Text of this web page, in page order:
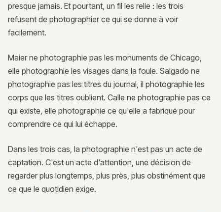
presque jamais. Et pourtant, un fil les relie : les trois
refusent de photographier ce qui se donne à voir
facilement.
Maier ne photographie pas les monuments de Chicago,
elle photographie les visages dans la foule. Salgado ne
photographie pas les titres du journal, il photographie les
corps que les titres oublient. Calle ne photographie pas ce
qui existe, elle photographie ce qu'elle a fabriqué pour
comprendre ce qui lui échappe.
Dans les trois cas, la photographie n'est pas un acte de
captation. C'est un acte d'attention, une décision de
regarder plus longtemps, plus près, plus obstinément que
ce que le quotidien exige.